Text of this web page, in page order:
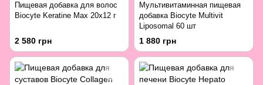
Пищевая добавка для волос
Biocyte Keratine Max 20x12 г
2 580 грн
Мультивитаминная пищевая
добавка Biocyte Multivit
Liposomal 60 шт
1 880 грн